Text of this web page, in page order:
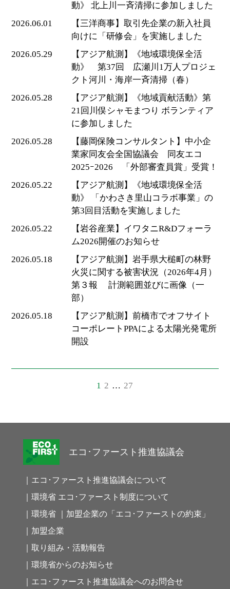
動》 北上川一斉清掃に参加しました
2026.06.01
【三洋商事】取引先企業の新入社員
向けに「研修会」を実施しました
2026.05.29
【アジア航測】《地域環境保全活
動》 第37回 広瀬川1万人プロジェ
クト河川・海岸一斉清掃（春）
2026.05.28
【アジア航測】《地域貢献活動》第
21回川俣シャモまつり ボランティア
に参加しました
2026.05.28
【藤岡保険コンサルタント】中小企
業家同友会全国協議会 同友エコ
2025ｰ2026 「外部審査員賞」受賞！
2026.05.22
【アジア航測】《地域環境保全活
動》 「かわさき里山コラボ事業」の
第3回目活動を実施しました
2026.05.22
【岩谷産業】イワタニR&Dフォーラ
ム2026開催のお知らせ
2026.05.18
【アジア航測】岩手県大槌町の林野
火災に関する被害状況（2026年4月）
第３報 計測範囲並びに画像（一
部）
2026.05.18
【アジア航測】前橋市でオフサイト
コーポレートPPAによる太陽光発電所
開設
ビ
1 2 … 27
エコ･ファースト推進協議会
｜エコ･ファースト推進協議会について
｜環境省 エコ･ファースト制度について
｜環境省 ｜加盟企業の「エコ･ファーストの約束」
｜加盟企業
｜取り組み・活動報告
｜環境省からのお知らせ
｜エコ･ファースト推進協議会へのお問合せ